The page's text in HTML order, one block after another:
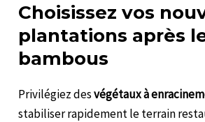
Choisissez vos
plantations après
bambous
Privilégiez desvégétaux à
stabiliser rapidement le terrain